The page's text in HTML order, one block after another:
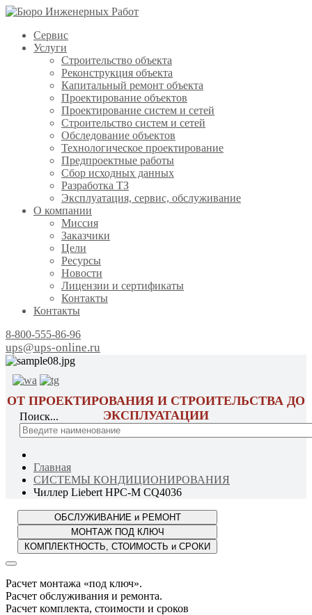
Сервис
Услуги
Строительство объекта
Реконструкция объекта
Капитальный ремонт объекта
Проектирование объектов
Проектирование систем и сетей
Строительство систем и сетей
Обследование объектов
Технологическое проектирование
Предпроектные работы
Сбор исходных данных
Разработка ТЗ
Эксплуатация, сервис, обслуживание
О компании
Миссия
Заказчики
Цели
Ресурсы
Новости
Лицензии и сертификаты
Контакты
Контакты
8-800-555-86-96
ups@ups-online.ru
ОТ ПРОЕКТИРОВАНИЯ И СТРОИТЕЛЬСТВА ДО
ЭКСПЛУАТАЦИИ
Поиск...
Главная
СИСТЕМЫ КОНДИЦИОНИРОВАНИЯ
Чиллер Liebert HPC-M CQ4036
Расчет монтажа «под ключ».
Расчет обслуживания и ремонта.
Расчет комплекта, стоимости и сроков